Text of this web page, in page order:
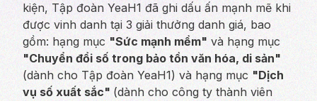
kiện, Tập đoàn YeaH1 đã ghi dấu ấn mạnh mẽ khi
được vinh danh tại 3 giải thưởng danh giá, bao
gồm: hạng mục "Sức mạnh mềm" và hạng mục
"Chuyển đổi số trong bảo tồn văn hóa, di sản"
(dành cho Tập đoàn YeaH1) và hạng mục "Dịch
vụ số xuất sắc" (dành cho công ty thành viên